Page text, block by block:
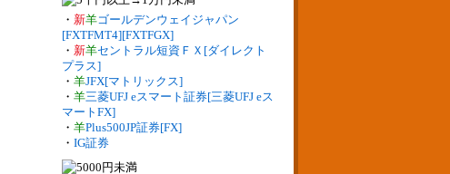
・ 新羊ゴールデンウェイジャパン
[FXTFMT4][FXTFGX]
・ 新羊セントラル短資ＦＸ[ダイレクト
プラス]
・ 羊JFX[マトリックス]
・ 羊三菱UFJ eスマート証券[三菱UFJ eス
マートFX]
・ 羊Plus500JP証券[FX]
・ IG証券